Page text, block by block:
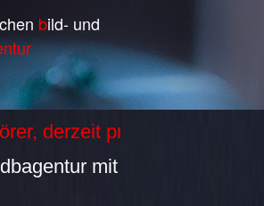
bild- und
produzieren wir selbst
mit allen Bestandteilen